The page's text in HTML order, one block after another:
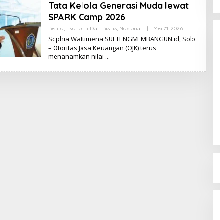
Tata Kelola Generasi Muda lewat
SPARK Camp 2026
Berita, Ekonomi Dan Bisnis, Nasional Mei 21, 2026O
L
E
K
Sophia Wattimena SULTENGMEMBANGUN.id, Solo
– Otoritas Jasa Keuangan (OJK) terus
menanamkan nilai